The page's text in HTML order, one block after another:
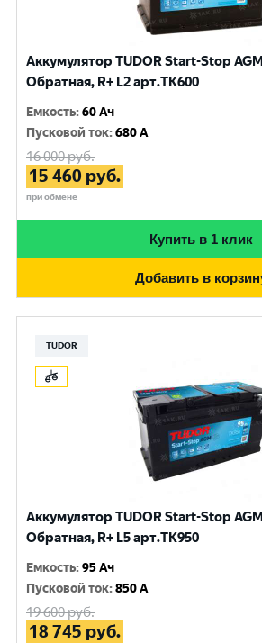
Аккумулятор TUDOR Start-Stop
Обратная, R+ L2 арт.TK600
Емкость:60 Ач
Пусковой ток:680 A
16 000руб.
15 460 руб.
при обмене
Купить в 1 клик
Добавить в
TUDOR
Аккумулятор TUDOR Start-Stop
Обратная, R+ L5 арт.TK950
Емкость:95 Ач
Пусковой ток:850 A
19 600руб.
18 745 руб.